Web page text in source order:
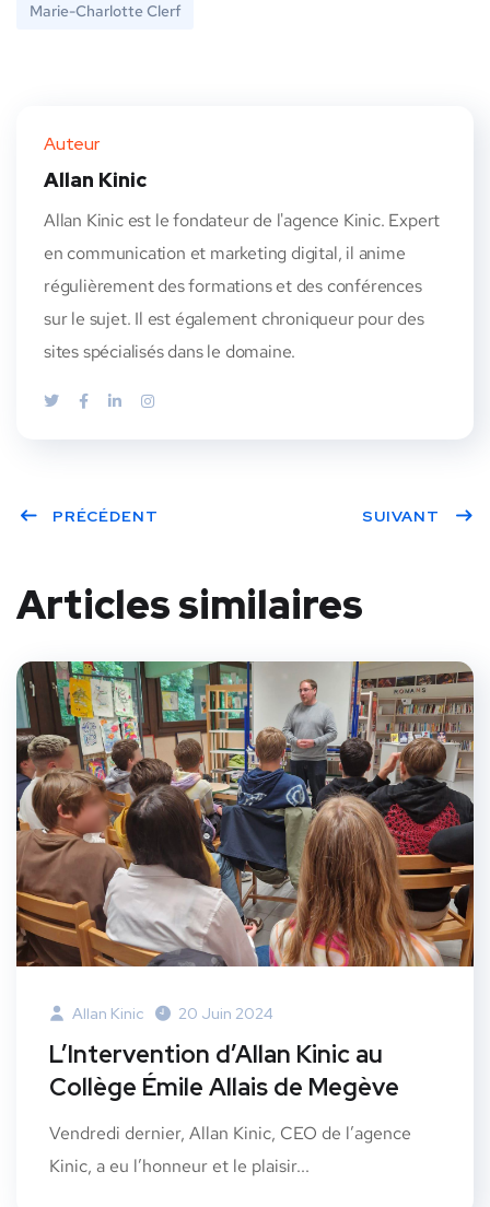
Marie-Charlotte Clerf
Auteur
Allan Kinic
Allan Kinic est le fondateur de l'agence Kinic. Expert
en communication et marketing digital, il anime
régulièrement des formations et des conférences
sur le sujet. Il est également chroniqueur pour des
sites spécialisés dans le domaine.
PRÉCÉDENT SUIVANT
Articles similaires
Allan Kinic 20 Juin 2024
L’Intervention d’Allan Kinic au
Collège Émile Allais de Megève
Vendredi dernier, Allan Kinic, CEO de l’agence
Kinic, a eu l’honneur et le plaisir...